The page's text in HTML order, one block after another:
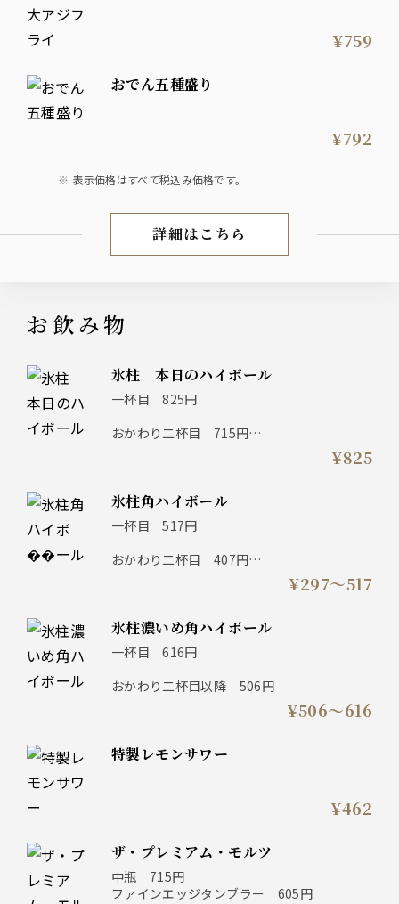
¥759
おでん五種盛り
¥792
表示価格はすべて税込み価格です。
お料理
詳細はこちら
お飲み物
氷柱 本日のハイボール
一杯目 825円
おかわり二杯目 715円
※おひとり様おかわり二杯まで ※売り切れ
¥825
氷柱角ハイボール
一杯目 517円
おかわり二杯目 407円
¥297〜517
氷柱濃いめ角ハイボール
一杯目 616円
おかわり二杯目以降 506円
¥506〜616
特製レモンサワー
¥462
ザ・プレミアム・モルツ
中瓶 715円
ファインエッジタンブラー 605円